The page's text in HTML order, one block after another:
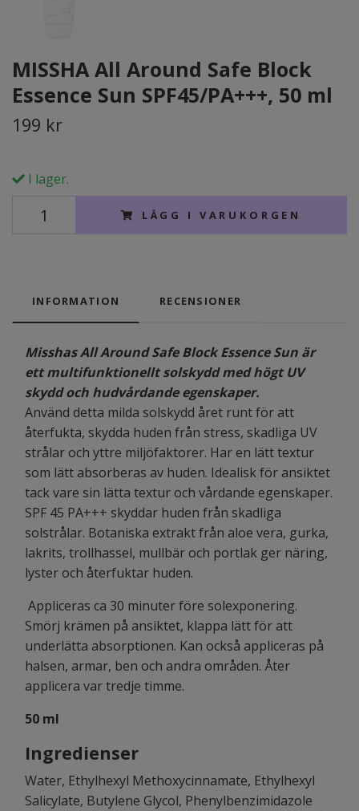
MISSHA All Around Safe Block
Essence Sun SPF45/PA+++, 50 ml
199 kr
I lager.
LÄGG I VARUKORGEN
INFORMATION RECENSIONER
Misshas All Around Safe Block Essence Sun är
ett multifunktionellt solskydd med högt UV
skydd och hudvårdande egenskaper.
Använd detta milda solskydd året runt för att
återfukta, skydda huden från stress, skadliga UV
strålar och yttre miljöfaktorer. Har en lätt textur
som lätt absorberas av huden. Idealisk för ansiktet
tack vare sin lätta textur och vårdande egenskaper.
SPF 45 PA+++ skyddar huden från skadliga
solstrålar. Botaniska extrakt från aloe vera, gurka,
lakrits, trollhassel, mullbär och portlak ger näring,
lyster och återfuktar huden.
Appliceras ca 30 minuter före solexponering.
Smörj krämen på ansiktet, klappa lätt för att
underlätta absorptionen. Kan också appliceras på
halsen, armar, ben och andra områden. Åter
applicera var tredje timme.
50 ml
Ingredienser
Water, Ethylhexyl Methoxycinnamate, Ethylhexyl
Salicylate, Butylene Glycol, Phenylbenzimidazole